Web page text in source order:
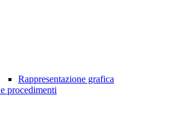
Rappresentazione grafica
procedimenti